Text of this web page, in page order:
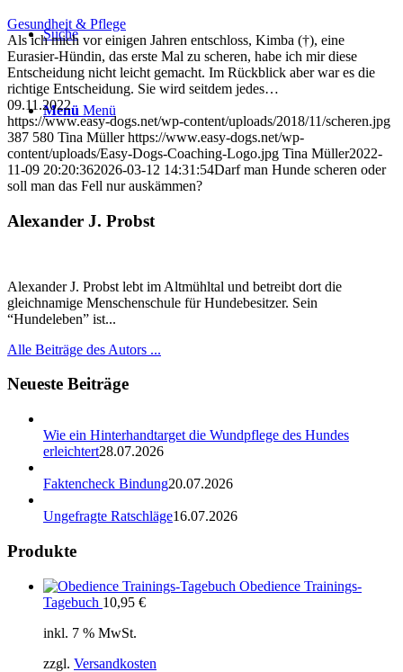
Suche
Menü Menü
Gesundheit & Pflege
Als ich mich vor einigen Jahren entschloss, Kimba (†), eine
Eurasier-Hündin, das erste Mal zu scheren, habe ich mir diese
Entscheidung nicht leicht gemacht. Im Rückblick aber war es die
richtige Entscheidung. Sie wird seitdem jedes…
09.11.2022
https://www.easy-dogs.net/wp-content/uploads/2018/11/scheren.jpg
387 580 Tina Müller https://www.easy-dogs.net/wp-
content/uploads/Easy-Dogs-Coaching-Logo.jpg Tina Müller2022-
11-09 20:20:362026-03-12 14:31:54Darf man Hunde scheren oder
soll man das Fell nur auskämmen?
Alexander J. Probst
Alexander J. Probst lebt im Altmühltal und betreibt dort die
gleichnamige Menschenschule für Hundebesitzer. Sein
“Hundeleben” ist...
Alle Beiträge des Autors ...
Neueste Beiträge
Wie ein Hinterhandtarget die Wundpflege des Hundes
erleichtert28.07.2026
Faktencheck Bindung20.07.2026
Ungefragte Ratschläge16.07.2026
Produkte
Obedience Trainings-
Tagebuch 10,95 €
inkl. 7 % MwSt.
zzgl. Versandkosten